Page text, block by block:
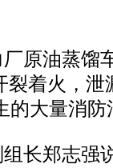
原油蒸馏
裂着火，
的大量消
郑志强